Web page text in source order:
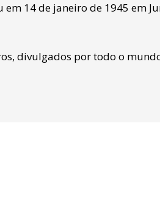
em 14 de janeiro de 1945 em
divulgados por todo o